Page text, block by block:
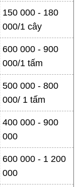
150 000 - 180
000/1 cây
600 000 - 900
000/1 tấm
500 000 - 800
000/ 1 tấm
400 000 - 900
000
600 000 - 1 200
000